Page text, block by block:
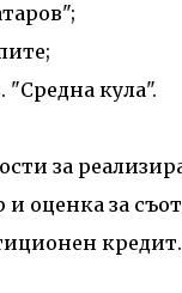
"Средна кула".
за
и оценка за
кредит.